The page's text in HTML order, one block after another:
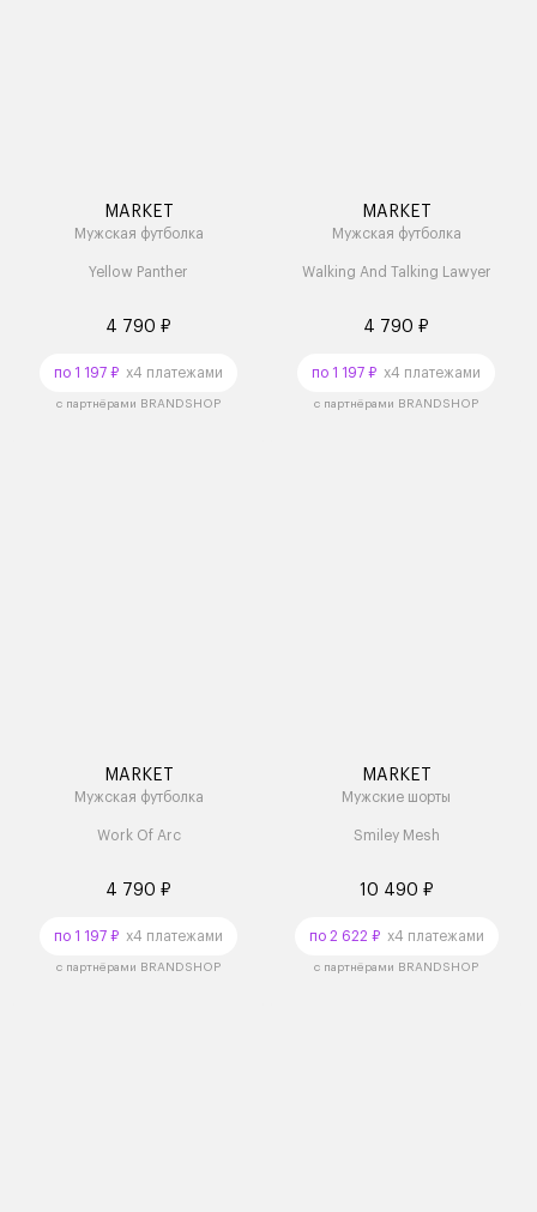
MARKET
Мужская футболка
Yellow Panther
4 790 ₽
по 1 197 ₽ x4 платежами
с партнёрами BRANDSHOP
MARKET
Мужская футболка
Walking And Talking Lawyer
4 790 ₽
по 1 197 ₽ x4 платежами
с партнёрами BRANDSHOP
MARKET
Мужская футболка
Work Of Arc
4 790 ₽
по 1 197 ₽ x4 платежами
с партнёрами BRANDSHOP
MARKET
Мужские шорты
Smiley Mesh
10 490 ₽
по 2 622 ₽x4 платежами
с партнёрами BRANDSHOP